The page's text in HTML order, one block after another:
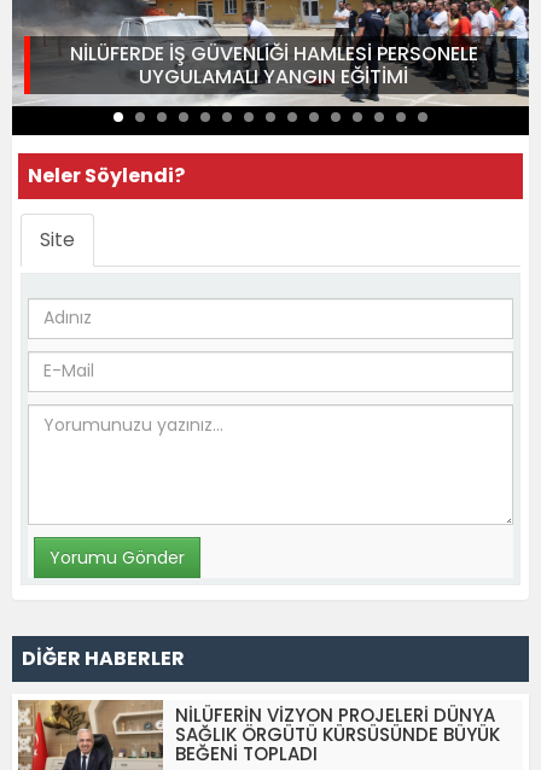
NİLÜFERDE İŞ GÜVENLİĞİ HAMLESİ PERSONELE
UYGULAMALI YANGIN EĞİTİMİ
Neler Söylendi?
Site
DİĞER HABERLER
NİLÜFERİN VİZYON PROJELERİ DÜNYA
SAĞLIK ÖRGÜTÜ KÜRSÜSÜNDE BÜYÜK
BEĞENİ TOPLADI